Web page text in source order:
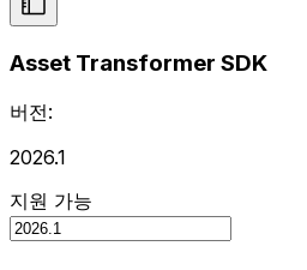
Asset Transformer SDK
버전:
2026.1
지원 가능